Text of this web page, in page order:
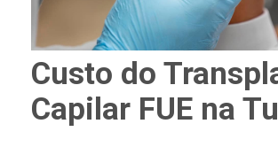
Custo do
Capilar FUE na